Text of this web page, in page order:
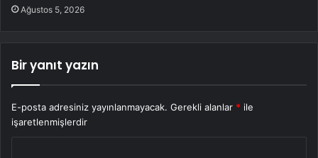
Ağustos 5, 2026
Bir yanıt yazın
E-posta adresiniz yayınlanmayacak. Gerekli alanlar * ile
işaretlenmişlerdir